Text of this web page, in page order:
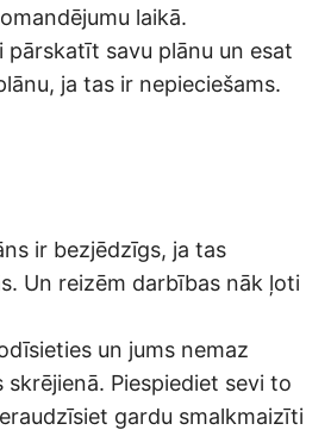
laikā.
pārskatīt savu plānu un esat
ja tas ir nepieciešams.
ir bezjēdzīgs, ja tas
Un reizēm darbības nāk ļoti
un jums nemaz
skrējienā. Piespiediet sevi to
gardu smalkmaizīti